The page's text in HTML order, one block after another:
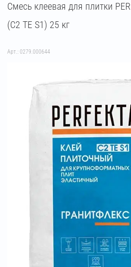
Смесь клеевая для плитки
(C2 TE S1) 25 кг
Арт.: 0279.000644